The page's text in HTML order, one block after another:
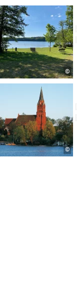
©
©